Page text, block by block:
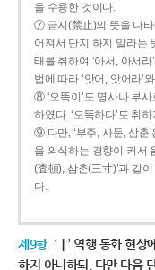
을 수용한 것이다.
⑦ 금지(禁止)의 뜻을 나타
어져서 단지 하지 말라는
태를 취하여 ‘아서, 아서
법에 따라 ‘앗어, 앗어라’
⑧ ‘오똑이’도 명사나 부
하였다. ‘오똑하다’도 취
⑨ 다만, ‘부주, 사둔, 삼춘
을 의식하는 경향이 커서
(査頓), 삼촌(三寸)’과 같
다.
제9항 ‘ㅣ’ 역행 동화 현
하지 아니하되, 다만 다음